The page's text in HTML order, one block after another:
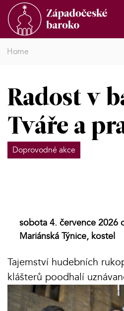
Home
Radost v
Tváře a
Doprovodné akce
sobota 4. července 2026
Mariánská Týnice, kostel
Tajemství hudebních
klášterů poodhalí